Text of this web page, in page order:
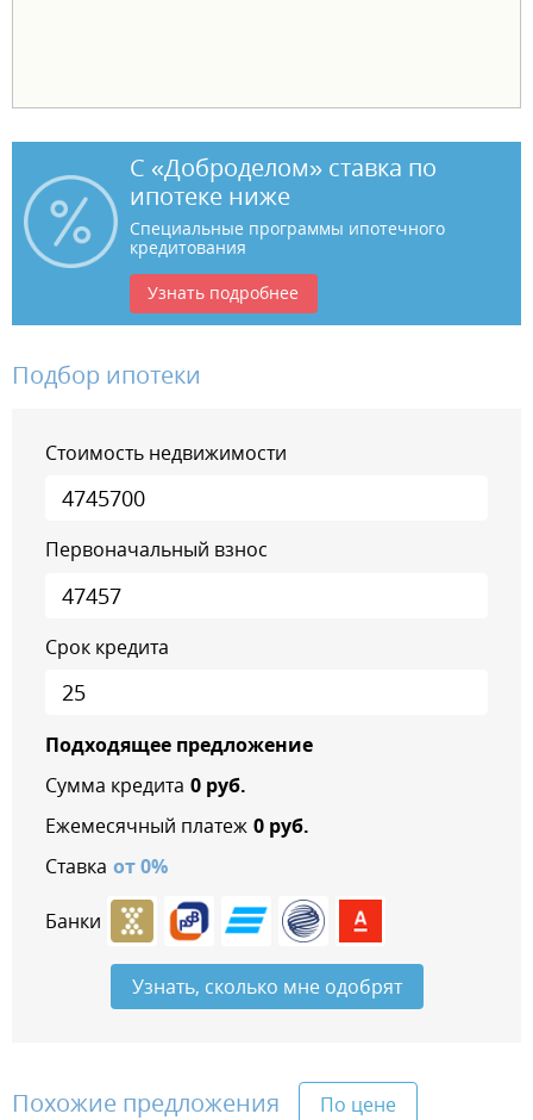
С «Доброделом» ставка по
ипотеке ниже
Специальные программы ипотечного
кредитования
Узнать подробнее
Подбор ипотеки
Стоимость недвижимости
Первоначальный взнос
Срок кредита
Подходящее предложение
Сумма кредита 0руб.
Ежемесячный платеж 0руб.
Ставка от0%
Банки
Узнать, сколько мне одобрят
Похожие предложения По цене